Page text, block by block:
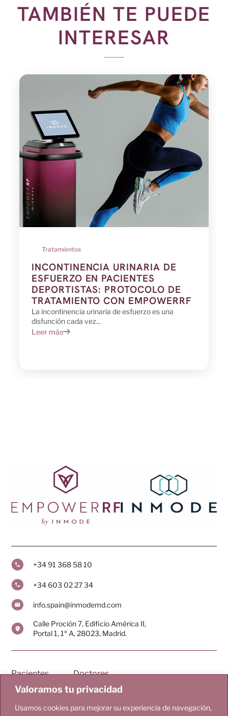
Valoramos tu privacidad
Usamos cookies para mejorar su experiencia de navegación,
TAMBIÉN TE PUEDE
INTERESAR
Tratamientos
INCONTINENCIA URINARIA DE
ESFUERZO EN PACIENTES
DEPORTISTAS: PROTOCOLO DE
TRATAMIENTO CON EMPOWERRF
La incontinencia urinaria de esfuerzo es una
disfunción cada vez...
Leer más
+34 91 368 58 10
+34 603 02 27 34
info.spain@inmodemd.com
Calle Proción 7, Edificio América II,
Portal 1, 1º A, 28023, Madrid.
Pacientes
Tecnología
Doctores
Blog